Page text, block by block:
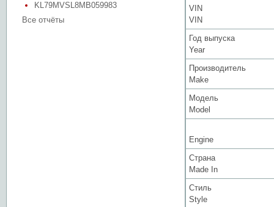
KL79MVSL8MB059983
Все отчёты
VIN
VIN
Год выпуска
Year
Производитель
Make
Модель
Model
Engine
Страна
Made In
Стиль
Style